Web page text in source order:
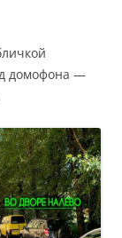
домофона —